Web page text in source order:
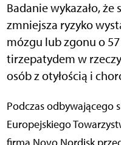
Badanie wykazało,
zmniejsza ryzyko
mózgu lub zgonu o
tirzepatydem w
osób z otyłością i
Podczas odbywającego się w Madrycie Kongresu
Europejskiego